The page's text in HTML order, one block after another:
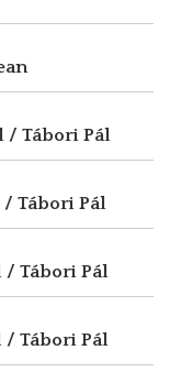
/ Tábori Pál
/ Tábori Pál
/ Tábori Pál
/ Tábori Pál